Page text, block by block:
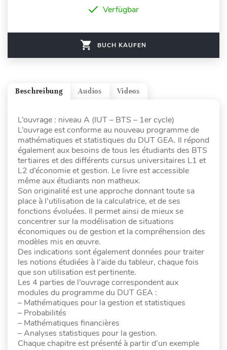
Verfügbar
BUCH KAUFEN
Videos
Audios
Beschreibung
L’ouvrage : niveau A (IUT – BTS – 1er cycle)
L’ouvrage est conforme au nouveau programme de
mathématiques et statistiques du DUT GEA. Il répond
également aux besoins de tous les étudiants des BTS
tertiaires et des différents cursus universitaires L1 et
L2 d’économie et gestion. Le livre est accessible
même aux étudiants non matheux.
Son originalité est une approche donnant toute sa
place à l’utilisation de la calculatrice, et de ses
fonctions évoluées. Il permet ainsi de mieux se
concentrer sur la modélisation de situations
économiques ou de gestion et la compréhension des
modèles mis en œuvre.
Des indications sont également données pour traiter
les notions étudiées à l’aide du tableur, chaque fois
que son utilisation est pertinente.
Les 4 parties de l’ouvrage correspondent aux
modules du programme du DUT GEA :
– Mathématiques pour la gestion et statistiques
– Probabilités
– Mathématiques financières
– Analyses statistiques pour la gestion.
Chaque chapitre est présenté à partir d’un exemple